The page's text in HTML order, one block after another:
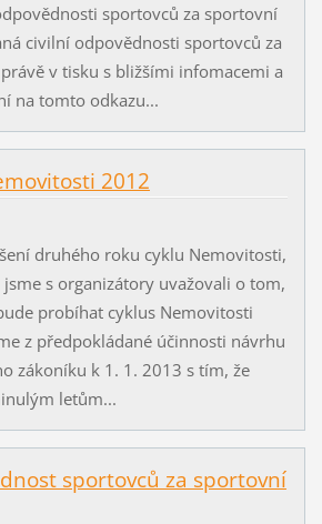
sportovců za sportovní
civilní odpovědnosti sportovců za
v tisku s bližšími infomacemi a
na tomto odkazu...
2012
druhého roku cyklu Nemovitosti,
s organizátory uvažovali o tom,
probíhat cyklus Nemovitosti
z předpokládané účinnosti návrhu
zákoníku k 1. 1. 2013 s tím, že
letům...
sportovců za sportovní